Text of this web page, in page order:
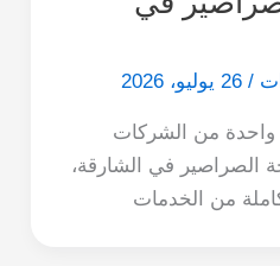
/ 26 يوليو، 2026
واحدة من الشركات
الصراصير في الشارقة،
من الخدمات